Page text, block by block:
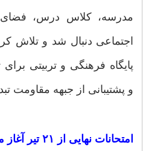
مدرسه، کلاس درس،
اجتماعی دنبال شد و تلاش
پایگاه فرهنگی و تربیتی
و پشتیبانی از جبهه مقاومت
امتحانات نهایی از ۲۱ تیر آغاز می‌شود